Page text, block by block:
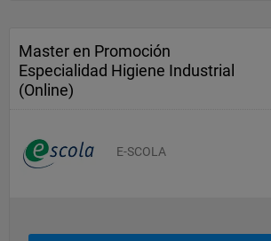
Master en Promoción
Especialidad Higiene Industrial
(Online)
E-SCOLA